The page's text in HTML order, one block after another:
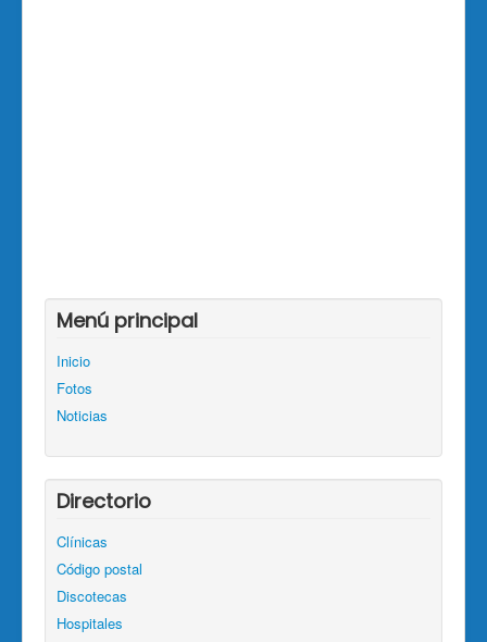
Menú principal
Inicio
Fotos
Noticias
Directorio
Clínicas
Código postal
Discotecas
Hospitales